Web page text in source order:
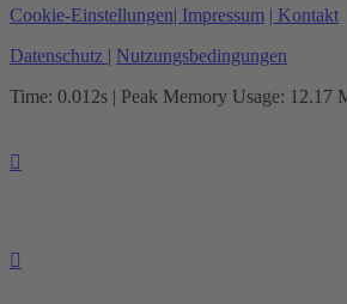
Cookie-Einstellungen| Impressum | Kontakt
Datenschutz | Nutzungsbedingungen
Time: 0.012s | Peak Memory Usage: 12.17